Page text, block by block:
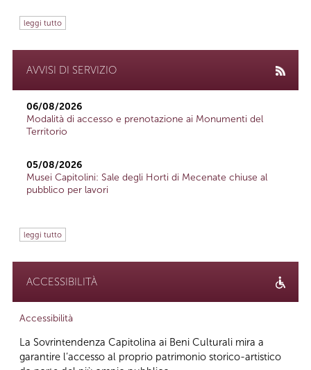
leggi tutto
AVVISI DI SERVIZIO
06/08/2026
Modalità di accesso e prenotazione ai Monumenti del
Territorio
05/08/2026
Musei Capitolini: Sale degli Horti di Mecenate chiuse al
pubblico per lavori
leggi tutto
ACCESSIBILITÀ
Accessibilità
La Sovrintendenza Capitolina ai Beni Culturali mira a
garantire l’accesso al proprio patrimonio storico-artistico